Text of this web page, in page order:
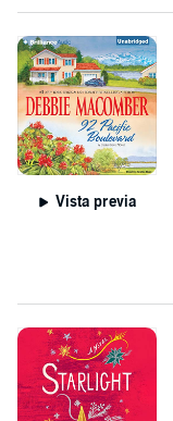
Vista previa